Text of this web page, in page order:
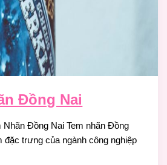
Đồng Nai
Nhãn Đồng Nai Tem nhãn Đồng
đặc trưng của ngành công nghiệp